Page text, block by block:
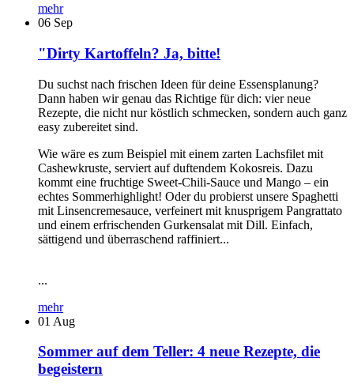
mehr
06 Sep
"Dirty Kartoffeln? Ja, bitte!
Du suchst nach frischen Ideen für deine Essensplanung?
Dann haben wir genau das Richtige für dich: vier neue
Rezepte, die nicht nur köstlich schmecken, sondern auch ganz
easy zubereitet sind.
Wie wäre es zum Beispiel mit einem zarten Lachsfilet mit
Cashewkruste, serviert auf duftendem Kokosreis. Dazu
kommt eine fruchtige Sweet-Chili-Sauce und Mango – ein
echtes Sommerhighlight! Oder du probierst unsere Spaghetti
mit Linsencremesauce, verfeinert mit knusprigem Pangrattato
und einem erfrischenden Gurkensalat mit Dill. Einfach,
sättigend und überraschend raffiniert...
...
mehr
01 Aug
Sommer auf dem Teller: 4 neue Rezepte, die
begeistern